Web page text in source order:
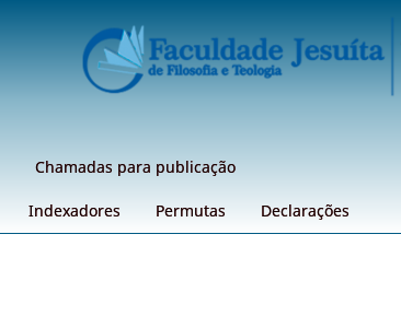
Chamadas para publicação
Indexadores Permutas Declarações